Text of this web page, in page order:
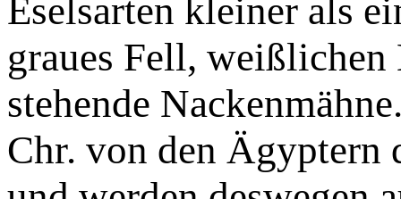
Eselsarten kleiner als
graues Fell,
stehende
Chr. von den Ägyptern